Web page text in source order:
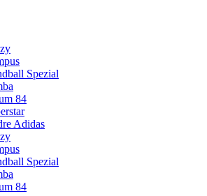
Spezial
84
Adidas
Spezial
84